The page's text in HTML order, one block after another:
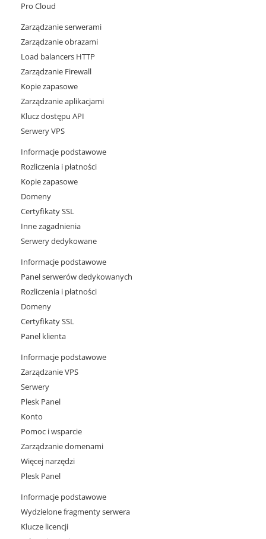
Pro Cloud
Zarządzanie serwerami
Zarządzanie obrazami
Load balancers HTTP
Zarządzanie Firewall
Kopie zapasowe
Zarządzanie aplikacjami
Klucz dostępu API
Serwery VPS
Informacje podstawowe
Rozliczenia i płatności
Kopie zapasowe
Domeny
Certyfikaty SSL
Inne zagadnienia
Serwery dedykowane
Informacje podstawowe
Panel serwerów dedykowanych
Rozliczenia i płatności
Domeny
Certyfikaty SSL
Panel klienta
Informacje podstawowe
Zarządzanie VPS
Serwery
Plesk Panel
Konto
Pomoc i wsparcie
Zarządzanie domenami
Więcej narzędzi
Plesk Panel
Informacje podstawowe
Wydzielone fragmenty serwera
Klucze licencji